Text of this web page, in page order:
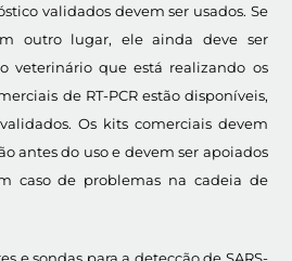
validados devem ser usados. Se
outro lugar, ele ainda deve ser
veterinário que está realizando os
de RT-PCR estão disponíveis,
Os kits comerciais devem
antes do uso e devem ser apoiados
caso de problemas na cadeia de